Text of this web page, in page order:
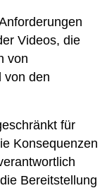
Videos, die
von
von den
für
Konsequenzen
Bereitstellung